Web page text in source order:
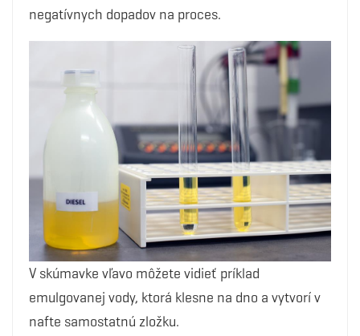
negatívnych dopadov na proces.
V skúmavke vľavo môžete vidieť príklad
emulgovanej vody, ktorá klesne na dno a vytvorí v
nafte samostatnú zložku.